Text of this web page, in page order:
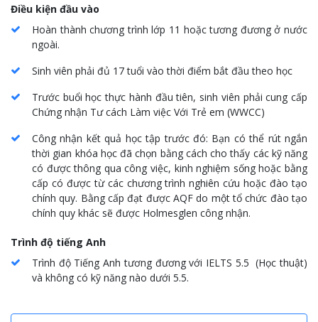
Điều kiện đầu vào
Hoàn thành chương trình lớp 11 hoặc tương đương ở nước
ngoài.
Sinh viên phải đủ 17 tuổi vào thời điểm bắt đầu theo học
Trước buổi học thực hành đầu tiên, sinh viên phải cung cấp
Chứng nhận Tư cách Làm việc Với Trẻ em (WWCC)
Công nhận kết quả học tập trước đó: Bạn có thể rút ngắn
thời gian khóa học đã chọn bằng cách cho thấy các kỹ năng
có được thông qua công việc, kinh nghiệm sống hoặc bằng
cấp có được từ các chương trình nghiên cứu hoặc đào tạo
chính quy. Bằng cấp đạt được AQF do một tổ chức đào tạo
chính quy khác sẽ được Holmesglen công nhận.
Trình độ tiếng Anh
Trình độ Tiếng Anh tương đương với IELTS 5.5 (Học thuật)
và không có kỹ năng nào dưới 5.5.